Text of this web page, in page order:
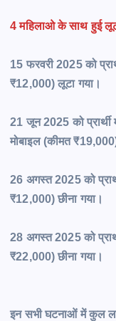
4 महिलाओ के साथ हुई
15 फरवरी 2025 को
₹12,000) लूटा गया।
21 जून 2025 को प्रार्थी
मोबाइल (कीमत
26 अगस्त 2025 को
₹12,000) छीना गया।
28 अगस्त 2025 को
₹22,000) छीना गया।
इन सभी घटनाओं में कुल